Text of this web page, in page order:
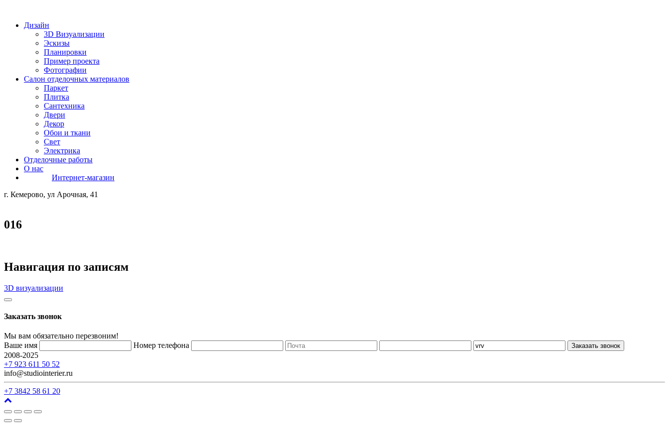
Дизайн
3D Визуализации
Эскизы
Планировки
Пример проекта
Фотографии
Салон отделочных материалов
Паркет
Плитка
Сантехника
Двери
Декор
Обои и ткани
Свет
Электрика
Отделочные работы
О нас
Интернет-магазин
г. Кемерово, ул Арочная, 41
016
Навигация по записям
3D визуализации
Заказать звонок
Мы вам обязательно перезвоним!
Ваше имя
Номер телефона Заказать звонок
2008-2025
+7 923 611 50 52
info@studiointerier.ru
+7 3842 58 61 20